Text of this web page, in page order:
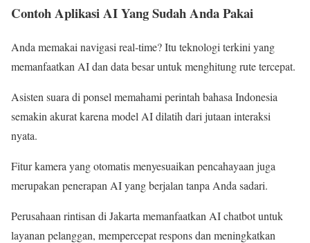
Contoh Aplikasi AI Yang Sudah Anda Pakai
Anda memakai navigasi real‑time? Itu teknologi terkini yang
memanfaatkan AI dan data besar untuk menghitung rute tercepat.
Asisten suara di ponsel memahami perintah bahasa Indonesia
semakin akurat karena model AI dilatih dari jutaan interaksi
nyata.
Fitur kamera yang otomatis menyesuaikan pencahayaan juga
merupakan penerapan AI yang berjalan tanpa Anda sadari.
Perusahaan rintisan di Jakarta memanfaatkan AI chatbot untuk
layanan pelanggan, mempercepat respons dan meningkatkan